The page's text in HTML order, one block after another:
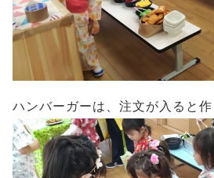
ハンバーガーは、注文が入ると作